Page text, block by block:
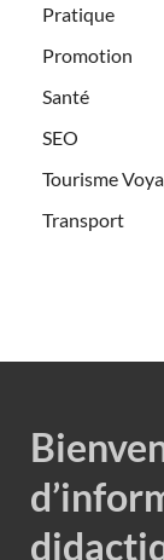
Pratique
Promotion
Santé
SEO
Tourisme
Transport